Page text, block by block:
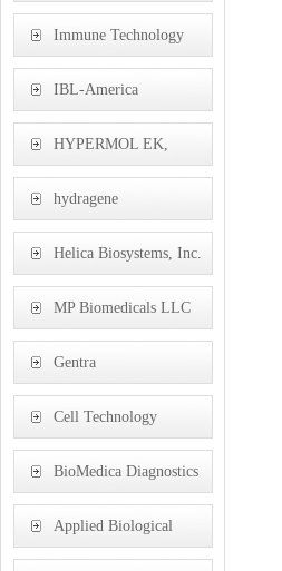
Immune Technology
IBL-America
HYPERMOL EK,
hydragene
Helica Biosystems, Inc.
MP Biomedicals LLC
Gentra
Cell Technology
BioMedica Diagnostics
Applied Biological